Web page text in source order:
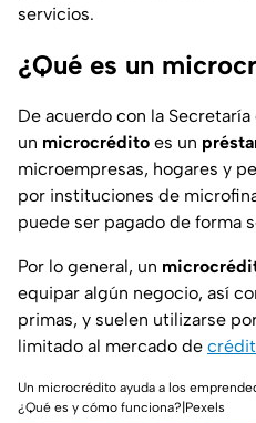
servicios.
¿Qué es un
De acuerdo con la
un microcrédito es un
microempresas, hogares y
por instituciones de
puede ser pagado de forma
Por lo general, un
equipar algún negocio, así
primas, y suelen utilizarse
limitado al mercado de
Un microcrédito ayuda a los
¿Qué es y cómo funciona?|Pexels